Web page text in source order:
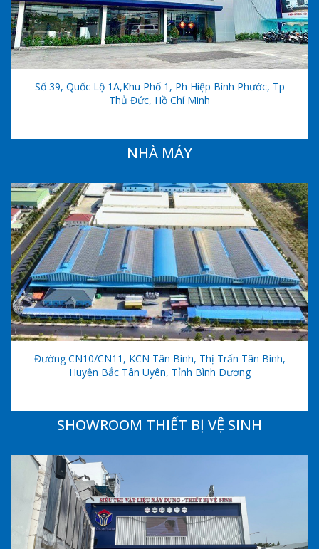
Số 39, Quốc Lộ 1A,khu Phố 1, Ph Hiệp Bình Phước, Tp
Thủ Đức, Hồ Chí Minh
NHÀ MÁY
Đường CN10/CN11, KCN Tân Bình, Thị Trấn Tân Bình,
Huyện Bắc Tân Uyên, Tỉnh Bình Dương
SHOWROOM THIẾT BỊ VỆ SINH